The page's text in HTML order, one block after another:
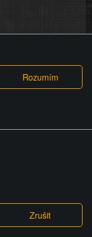
provozovatele
nebo video na
videa nebo
uplatnit vůči
škody nebo
To jen